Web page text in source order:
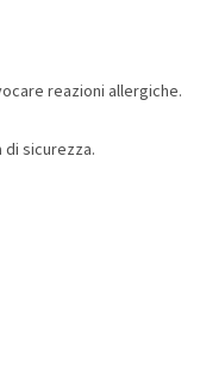
reazioni allergiche.
sicurezza.